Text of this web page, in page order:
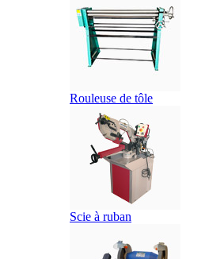
Rouleuse de tôle
Scie à ruban